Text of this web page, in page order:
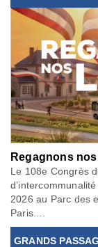
Regagnons
Le 108e Congrès
2026 au Parc des
Paris....
GRANDS